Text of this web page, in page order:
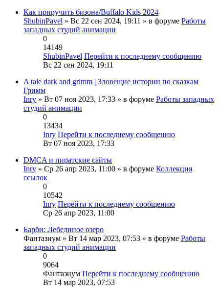
Как приручить бизона/Buffalo Kids 2024
ShubinPavel » Вс 22 сен 2024, 19:11 » в форуме Работы
западных студий анимации
0
14149
ShubinPavel Перейти к последнему сообщению
Вс 22 сен 2024, 19:11
A tale dark and grimm | Зловещие истории по сказкам
Гримм
Inry » Вт 07 ноя 2023, 17:33 » в форуме Работы западных
студий анимации
0
13434
Inry Перейти к последнему сообщению
Вт 07 ноя 2023, 17:33
DMCA и пиратские сайты
Inry » Ср 26 апр 2023, 11:00 » в форуме Коллекция
ссылок
0
10542
Inry Перейти к последнему сообщению
Ср 26 апр 2023, 11:00
Барби: Лебединое озеро
Фантазиум » Вт 14 мар 2023, 07:53 » в форуме Работы
западных студий анимации
0
9064
Фантазиум Перейти к последнему сообщению
Вт 14 мар 2023, 07:53